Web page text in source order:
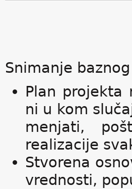
Snimanje
Plan projekta
ni u kom
menjati,
realizacije
Stvorena
vrednosti,